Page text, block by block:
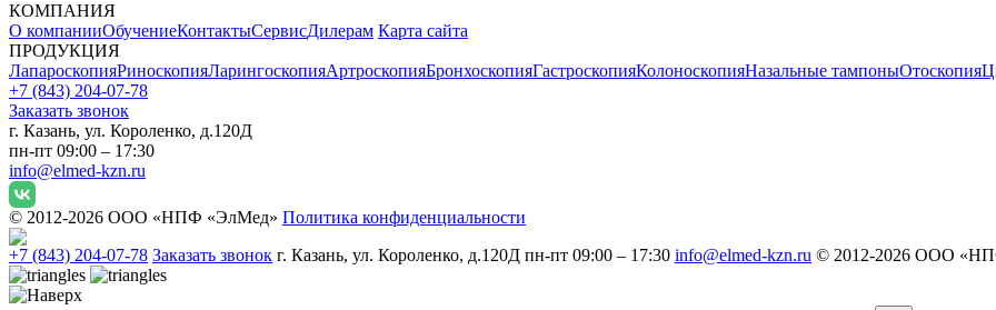
КОМПАНИЯ
О компанииОбучениеКонтактыСервисДилерам Карта сайта
ПРОДУКЦИЯ
ЛапароскопияРиноскопияЛарингоскопияАртроскопияБронхоскопияГастроскопияКолоноскопияНазальные тампоныОтоскопия
+7 (843) 204-07-78
Заказать звонок
г. Казань, ул. Короленко, д.120Д
пн-пт 09:00 – 17:30
info@elmed-kzn.ru
© 2012-2026 ООО «НПФ «ЭлМед» Политика конфиденциальности
+7 (843) 204-07-78 Заказать звонок г. Казань, ул. Короленко, д.120Д пн-пт 09:00 – 17:30 info@elmed-kzn.ru © 2012-2026 ООО